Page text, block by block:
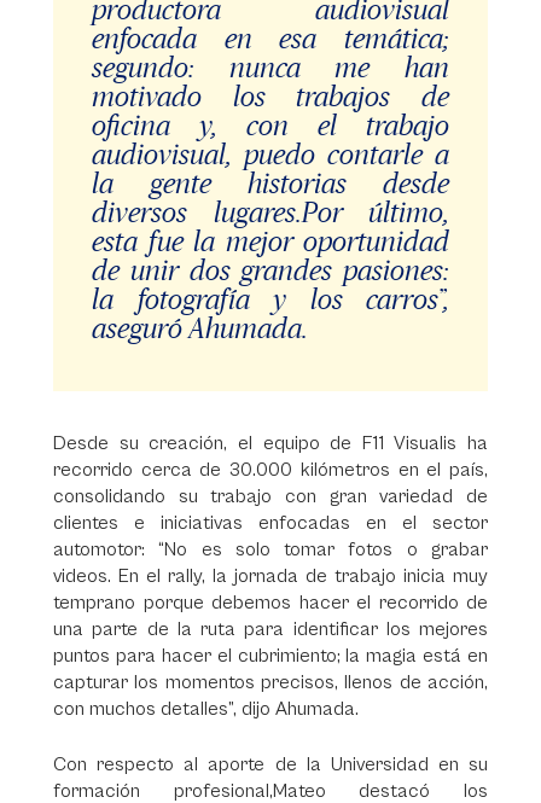
productora audiovisual
enfocada en esa temática;
segundo: nunca me han
motivado los trabajos de
oficina y, con el trabajo
audiovisual, puedo contarle a
la gente historias desde
diversos lugares.Por último,
esta fue la mejor oportunidad
de unir dos grandes pasiones:
la fotografía y los carros”,
aseguró Ahumada.
Desde su creación, el equipo de F11 Visualis ha
recorrido cerca de 30.000 kilómetros en el país,
consolidando su trabajo con gran variedad de
clientes e iniciativas enfocadas en el sector
automotor: “No es solo tomar fotos o grabar
videos. En el rally, la jornada de trabajo inicia muy
temprano porque debemos hacer el recorrido de
una parte de la ruta para identificar los mejores
puntos para hacer el cubrimiento; la magia está en
capturar los momentos precisos, llenos de acción,
con muchos detalles”, dijo Ahumada.
Con respecto al aporte de la Universidad en su
formación profesional,Mateo destacó los